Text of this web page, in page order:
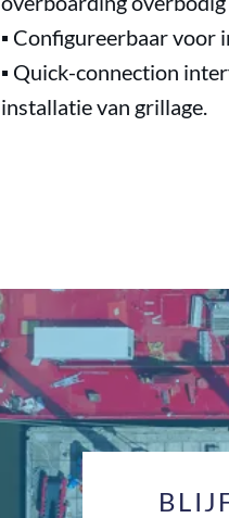
▪ Configureerbaar voor
▪ Quick-connection
installatie van grillage.